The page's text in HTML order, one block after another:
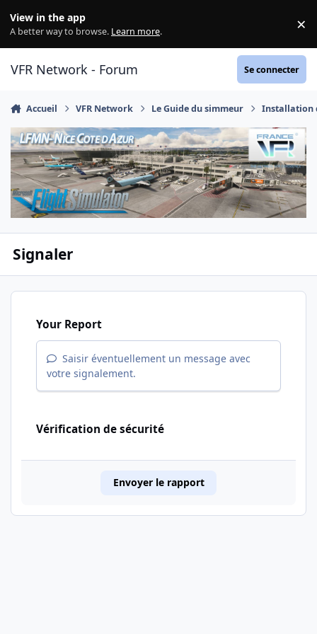
View in the app
A better way to browse. Learn more. ×
VFR Network - Forum Se connecter
Accueil VFR Network Le Guide du simmeur Installation
Signaler
Your Report
Saisir éventuellement un message avec
votre signalement.
Vérification de sécurité
Envoyer le rapport